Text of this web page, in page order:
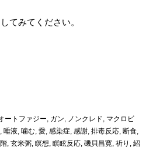
てみてください。
ートファジー, ガン, ノンクレド, マクロビ
, 唾液, 噛む, 愛, 感染症, 感謝, 排毒反応, 断食,
, 玄米粥, 瞑想, 瞑眩反応, 磯貝昌寛, 祈り , 紹